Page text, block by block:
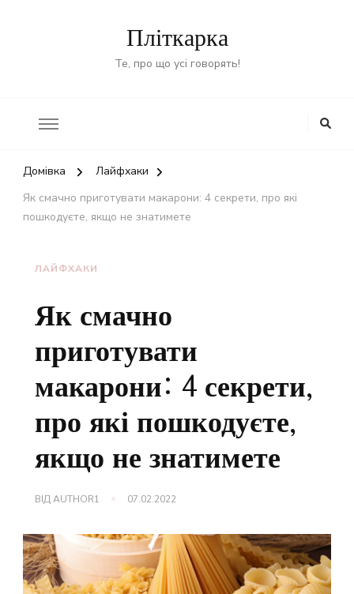
Пліткарка
Те, про що усі говорять!
Домівка
Лайфхаки
Як смачно приготувати макарони: 4 секрети, про які
пошкодуєте, якщо не знатимете
ЛАЙФХАКИ
Як смачно
приготувати
макарони: 4 секрети,
про які пошкодуєте,
якщо не знатимете
ВІДAUTHOR1 07.02.2022